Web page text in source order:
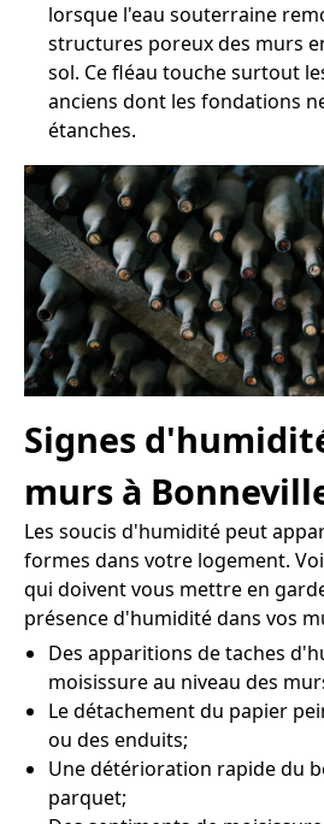
lorsque l'eau souterraine
structures poreux des murs
sol. Ce fléau touche surtout
anciens dont les fondations
étanches.
Signes
murs à
Les soucis d'humidité peut
formes dans votre logement.
qui doivent vous mettre en
présence d'humidité dans vos
Des apparitions de taches
moisissure au niveau des
Le détachement du papier
ou des enduits;
Une détérioration rapide du
parquet;